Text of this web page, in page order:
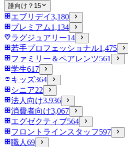
誰向け？ 15
エブリデイ3,180
プレミアム1,134
ラグジュアリー14
若手プロフェッショナル1,475
ファミリー＆ペアレンツ561
学生617
キッズ364
シニア22
法人向け3,936
消費者向け3,067
エグゼクティブ564
フロントラインスタッフ597
職人 69